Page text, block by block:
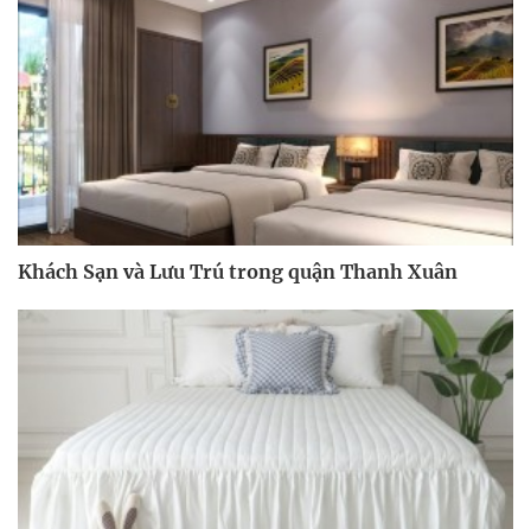
Khách Sạn và Lưu Trú trong quận Thanh Xuân